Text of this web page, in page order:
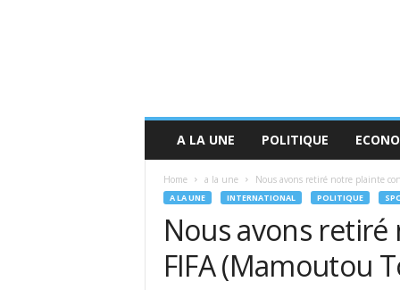
A LA UNE POLITIQUE
Home a la une Nous avons retiré notre plainte
A LA UNE INTERNATIONAL POLITIQUE
Nous avons
FIFA (Mamoutou